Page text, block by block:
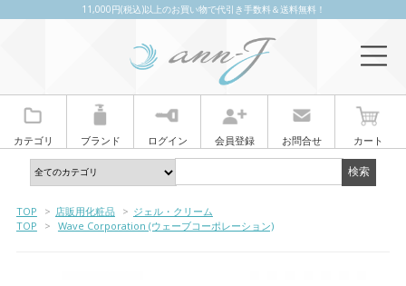
11,000円(税込)以上のお買い物で代引き手数料＆送料無料！
カテゴリ ブランド ログイン 会員登録 お問合せ カート
TOP > 店販用化粧品 > ジェル・クリーム
TOP
> Wave Corporation (ウェーブコーポレーション)